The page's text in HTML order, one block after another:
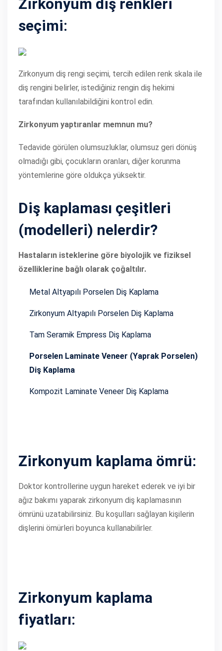
Zirkonyum diş renkleri
seçimi:
Zirkonyum diş rengi seçimi, tercih edilen renk skala ile
diş rengini belirler, istediğiniz rengin diş hekimi
tarafından kullanılabildiğini kontrol edin.
Zirkonyum yaptıranlar memnun mu?
Tedavide görülen olumsuzluklar, olumsuz geri dönüş
olmadığı gibi, çocukların oranları, diğer korunma
yöntemlerine göre oldukça yüksektir.
Diş kaplaması çeşitleri
(modelleri) nelerdir?
Hastaların isteklerine göre biyolojik ve fiziksel
özelliklerine bağlı olarak çoğaltılır.
Metal Altyapılı Porselen Diş Kaplama
Zirkonyum Altyapılı Porselen Diş Kaplama
Tam Seramik Empress Diş Kaplama
Porselen Laminate Veneer (yaprak Porselen)
Diş Kaplama
Kompozit Laminate Veneer Diş Kaplama
Zirkonyum kaplama ömrü:
Doktor kontrollerine uygun hareket ederek ve iyi bir
ağız bakımı yaparak zirkonyum diş kaplamasının
ömrünü uzatabilirsiniz. Bu koşulları sağlayan kişilerin
dişlerini ömürleri boyunca kullanabilirler.
Zirkonyum kaplama
fiyatları: